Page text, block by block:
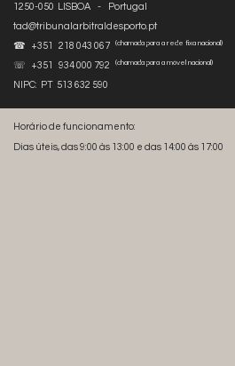
1250-050 LISBOA - Portugal
tad@tribunalarbitraldesporto.pt
☎ +351 218 043 067
(chamada para a rede fixa nacional)
☏ +351 934 000 792 (chamada para a móvel nacional)
NIPC: PT 513 632 590
Horário de funcionamento:
Dias úteis, das 9:00 às 13:00 e das 14:00 às 17:00